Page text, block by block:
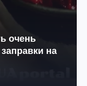
очень
на